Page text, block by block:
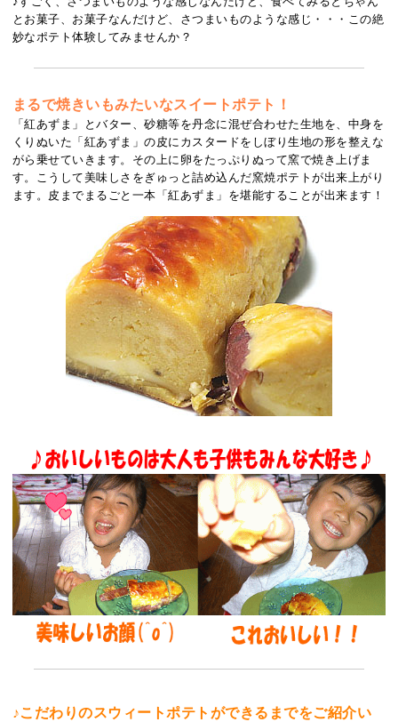
とお菓子、お菓子なんだけど、さつまいものような感じ・・・この絶
妙なポテト体験してみませんか？
まるで焼きいもみたいなスイートポテト！
「紅あずま」とバター、砂糖等を丹念に混ぜ合わせた生地を、中身を
くりぬいた「紅あずま」の皮にカスタードをしぼり生地の形を整えな
がら乗せていきます。その上に卵をたっぷりぬって窯で焼き上げま
す。こうして美味しさをぎゅっと詰め込んだ窯焼ポテトが出来上がり
ます。皮までまるごと一本「紅あずま」を堪能することが出来ます！
♪こだわりのスウィートポテトができるまでをご紹介い